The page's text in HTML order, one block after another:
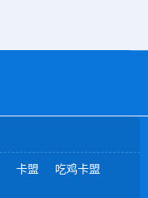
卡盟 吃鸡卡盟